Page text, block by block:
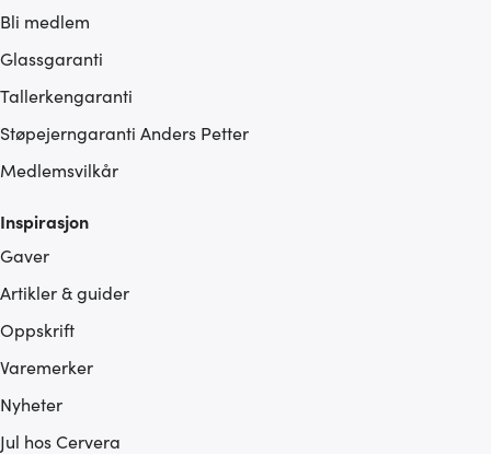
Bli medlem
Glassgaranti
Tallerkengaranti
Støpejerngaranti Anders Petter
Medlemsvilkår
Inspirasjon
Gaver
Artikler & guider
Oppskrift
Varemerker
Nyheter
Jul hos Cervera